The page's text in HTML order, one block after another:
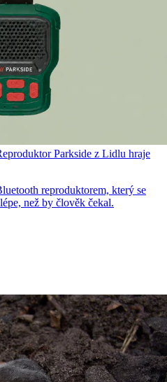
Parkside z Lidlu hraje
reproduktorem, který se
než by člověk čekal.